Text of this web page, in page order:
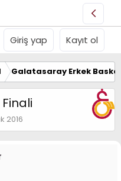
Giriş yap Kayıt ol
Galatasaray Erkek
Finali
2016